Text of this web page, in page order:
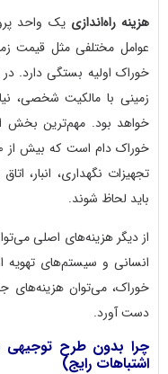
هزینه راه‌اندازی
عوامل مختلفی مثل قیمت
خوراک اولیه بستگی دارد. در
زمینی با مالکیت شخصی،
خواهد بود. مهم‌ترین بخش
تجهیزات نگهداری، انبار،
باید لحاظ شوند.
از دیگر هزینه‌های اصلی
انسانی و سیستم‌های تهویه
خوراک، می‌توان هزینه‌های
دست آورد.
چرا بدون طرح توجیهی
اشتباهات رایج)